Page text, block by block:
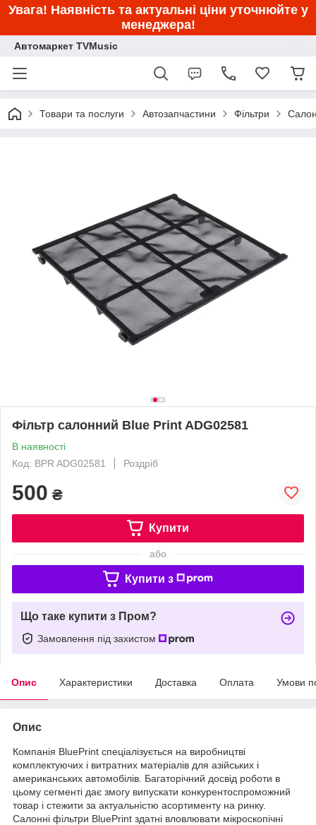
Увага! Наявність та актуальні ціни уточнюйте у
менеджера!
Автомаркет TVMusic
Товари та послуги Автозапчастини Фільтри
Фільтр салонний Blue Print ADG02581
В наявності
Код: BPR ADG02581
Роздріб
500 ₴
Купити
або
Купити з
Що таке купити з Пром?
Замовлення під захистом
Опис Характеристики Доставка Оплата Умови
Опис
Компанія BluePrint спеціалізується на виробництві
комплектуючих і витратних матеріалів для азійських і
американських автомобілів. Багаторічний досвід роботи в
цьому сегменті дає змогу випускати конкурентоспроможний
товар і стежити за актуальністю асортименту на ринку.
Салонні фільтри BluePrint здатні вловлювати мікроскопічні